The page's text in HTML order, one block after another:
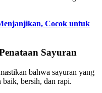
Cocok untuk
Sayuran
bahwa sayuran yang
baik, bersih, dan rapi.